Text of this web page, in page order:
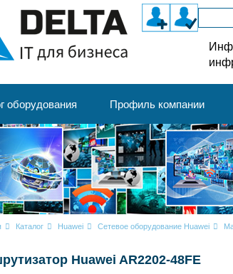
оборудования Профиль компании
Каталог Huawei Сетевое оборудование Huawei
Huawei AR2202-48FE